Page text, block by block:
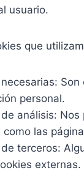
usuario.
que
personal.
de análisis:
como las
terceros:
externas.